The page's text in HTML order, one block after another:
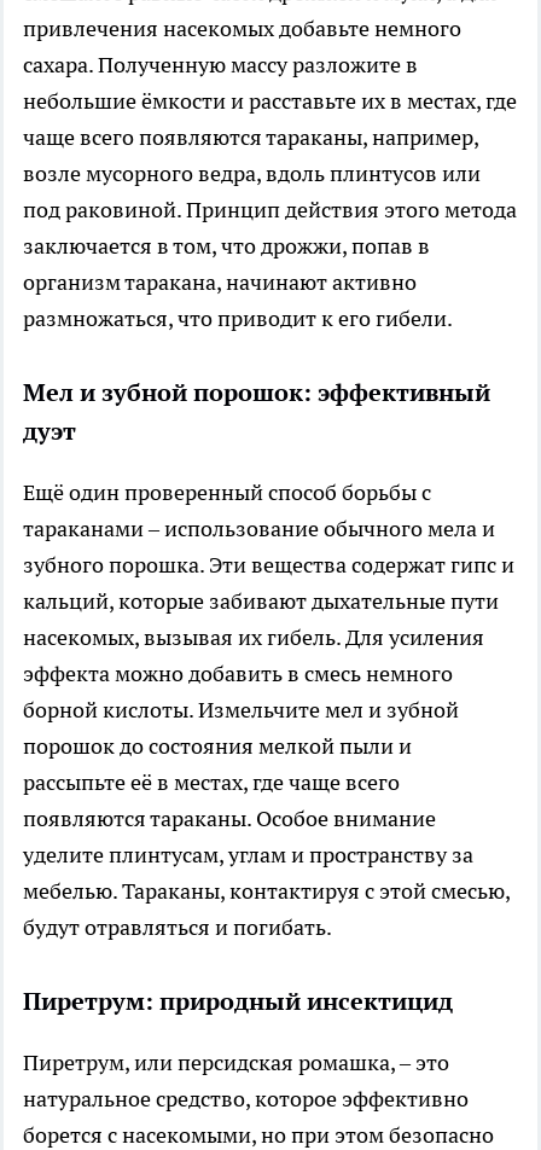
привлечения насекомых добавьте немного
сахара. Полученную массу разложите в
небольшие ёмкости и расставьте их в местах, где
чаще всего появляются тараканы, например,
возле мусорного ведра, вдоль плинтусов или
под раковиной. Принцип действия этого метода
заключается в том, что дрожжи, попав в
организм таракана, начинают активно
размножаться, что приводит к его гибели.
Мел и зубной порошок: эффективный
дуэт
Ещё один проверенный способ борьбы с
тараканами – использование обычного мела и
зубного порошка. Эти вещества содержат гипс и
кальций, которые забивают дыхательные пути
насекомых, вызывая их гибель. Для усиления
эффекта можно добавить в смесь немного
борной кислоты. Измельчите мел и зубной
порошок до состояния мелкой пыли и
рассыпьте её в местах, где чаще всего
появляются тараканы. Особое внимание
уделите плинтусам, углам и пространству за
мебелью. Тараканы, контактируя с этой смесью,
будут отравляться и погибать.
Пиретрум: природный инсектицид
Пиретрум, или персидская ромашка, – это
натуральное средство, которое эффективно
борется с насекомыми, но при этом безопасно